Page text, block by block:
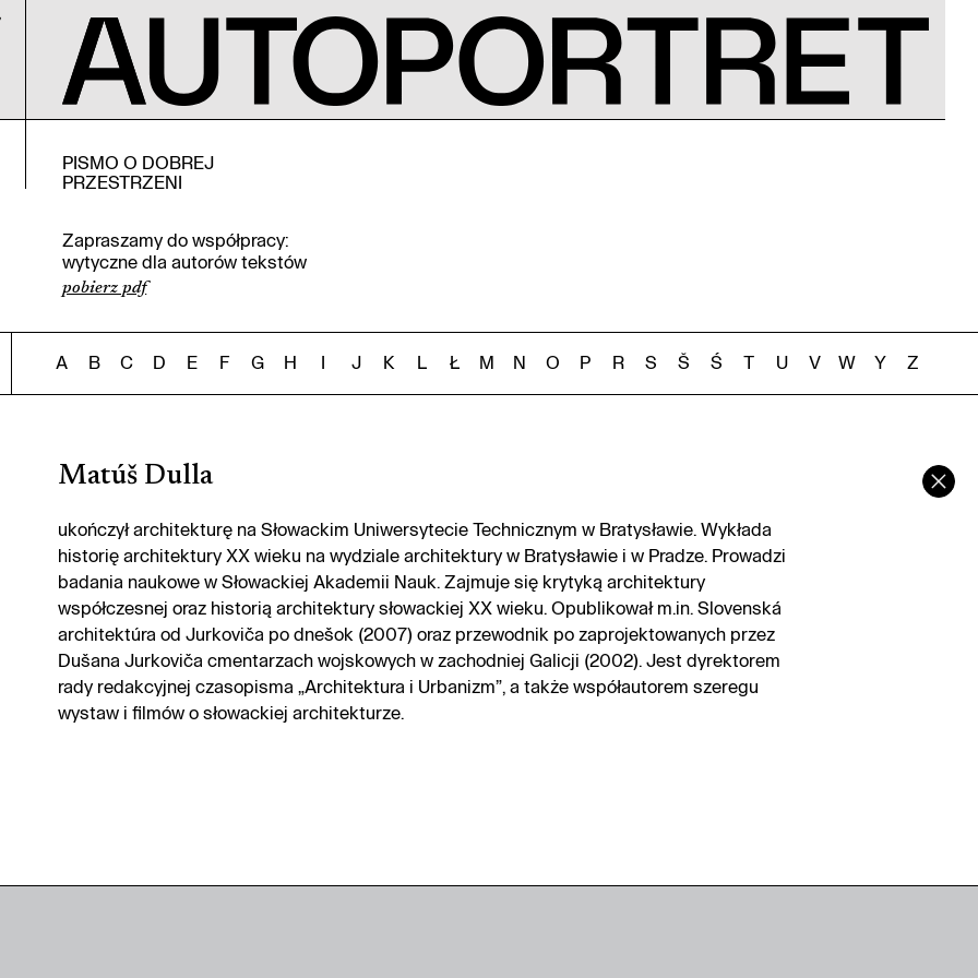
PISMO O DOBREJ
PRZESTRZENI
Zapraszamy do współpracy:
wytyczne dla autorów tekstów
pobierz pdf
A B C D E F G H I J K L Ł M N O P R S Š Ś T U V W Y Z
Matúš Dulla
ukończył architekturę na Słowackim Uniwersytecie Technicznym w Bratysławie. Wykłada
historię architektury XX wieku na wydziale architektury w Bratysławie i w Pradze. Prowadzi
badania naukowe w Słowackiej Akademii Nauk. Zajmuje się krytyką architektury
współczesnej oraz historią architektury słowackiej XX wieku. Opublikował m.in. Slovenská
architektúra od Jurkoviča po dnešok (2007) oraz przewodnik po zaprojektowanych przez
Dušana Jurkoviča cmentarzach wojskowych w zachodniej Galicji (2002). Jest dyrektorem
rady redakcyjnej czasopisma „Architektura i Urbanizm”, a także współautorem szeregu
wystaw i filmów o słowackiej architekturze.